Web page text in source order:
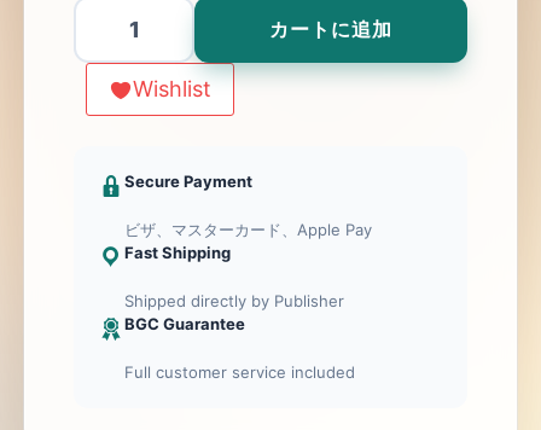
Discordia
Magna
Extension
(DE/EN)
カートに追加
Wishlist
Secure Payment
ビザ、マスターカード、Apple Pay
Fast Shipping
Shipped directly by Publisher
BGC Guarantee
Full customer service included